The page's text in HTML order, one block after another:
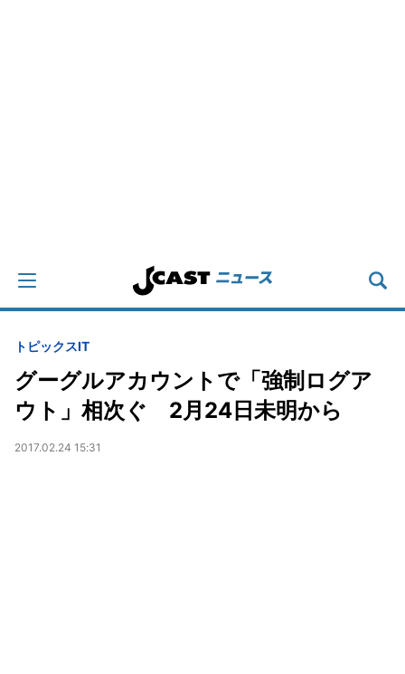
トピックスIT
グーグルアカウントで「強制ログア
ウト」相次ぐ 2月24日未明から
2017.02.24 15:31